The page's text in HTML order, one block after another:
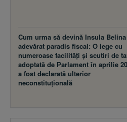
Cum urma să devină Insula
adevărat paradis fiscal: O lege cu
numeroase facilităţi şi scutiri de
adoptată de Parlament în aprilie
a fost declarată ulterior
neconstituţională